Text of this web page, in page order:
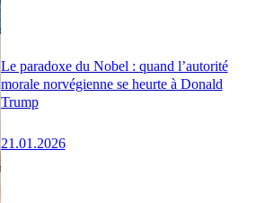
Le paradoxe du Nobel : quand l’autorité
morale norvégienne se heurte à Donald
Trump
21.01.2026